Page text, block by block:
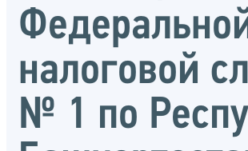
налоговой
№ 1 по